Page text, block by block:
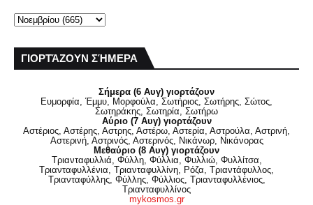
ΓΙΟΡΤΆΖΟΥΝ ΣΉΜΕΡΑ
Σήμερα (6 Αυγ) γιορτάζουν
Ευμορφία, Έμμυ, Μορφούλα, Σωτήριος, Σωτήρης, Σώτος,
Σωτηράκης, Σωτηρία, Σωτήρω
Αύριο (7 Αυγ) γιορτάζουν
Αστέριος, Αστέρης, Αστρης, Αστέρω, Αστερία, Αστρούλα, Αστρινή,
Αστερινή, Αστρινός, Αστερινός, Νικάνωρ, Νικάνορας
Μεθαύριο (8 Αυγ) γιορτάζουν
Τριανταφυλλιά, Φύλλη, Φύλλια, Φυλλιώ, Φυλλίτσα,
Τριανταφυλλένια, Τριανταφυλλίνη, Ρόζα, Τριαντάφυλλος,
Τριανταφύλλης, Φύλλης, Φύλλιος, Τριανταφυλλένιος,
Τριανταφυλλίνος
mykosmos.gr